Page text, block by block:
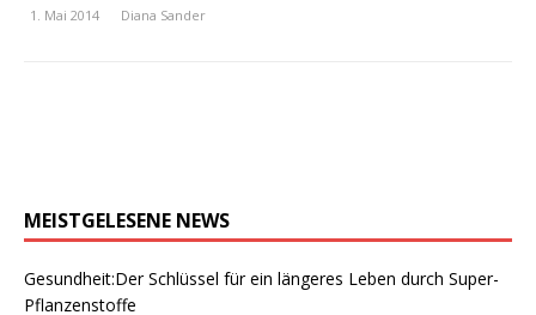
1. Mai 2014 Diana Sander
MEISTGELESENE NEWS
Gesundheit:Der Schlüssel für ein längeres Leben durch Super-
Pflanzenstoffe